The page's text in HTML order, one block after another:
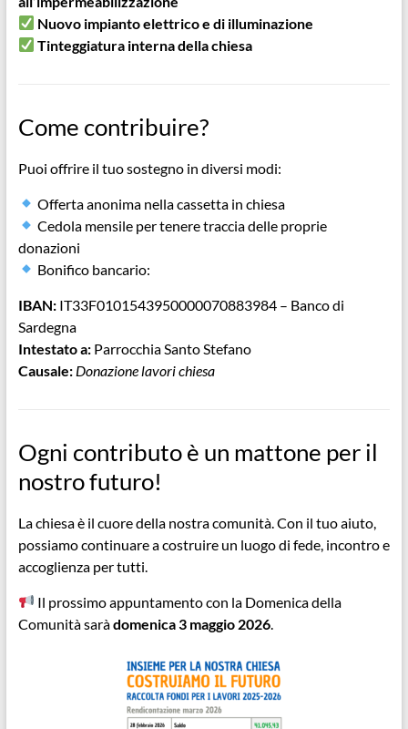
Nuovo impianto elettrico e di illuminazione
Tinteggiatura interna della chiesa
Come contribuire?
Puoi offrire il tuo sostegno in diversi modi:
Offerta anonima nella cassetta in chiesa
Cedola mensile per tenere traccia delle proprie
donazioni
Bonifico bancario:
IBAN:IT33F0101543950000070883984 – Banco di
Sardegna
Intestato a:Parrocchia Santo Stefano
Causale: Donazione lavori chiesa
Ogni contributo è un mattone per il
nostro futuro!
La chiesa è il cuore della nostra comunità. Con il tuo aiuto,
possiamo continuare a costruire un luogo di fede, incontro e
accoglienza per tutti.
Il prossimo appuntamento con la Domenica della
Comunità saràdomenica 3 maggio 2026.